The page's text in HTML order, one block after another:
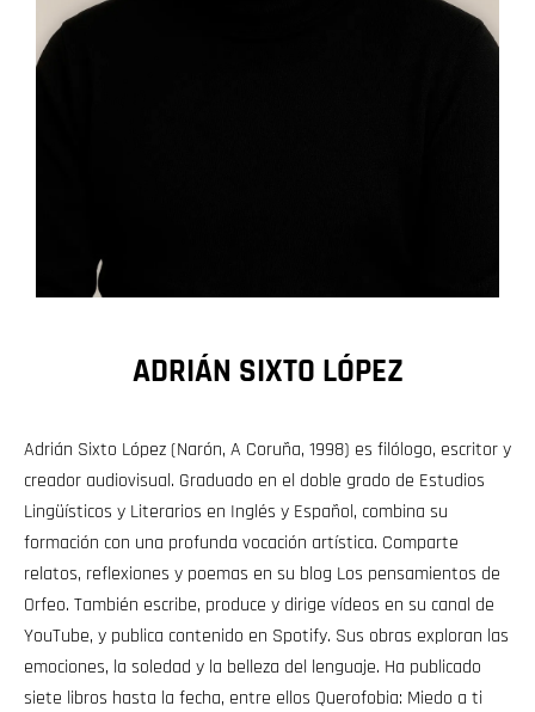
ADRIÁN SIXTO LÓPEZ
Adrián Sixto López (Narón, A Coruña, 1998) es filólogo, escritor y
creador audiovisual. Graduado en el doble grado de Estudios
Lingüísticos y Literarios en Inglés y Español, combina su
formación con una profunda vocación artística. Comparte
relatos, reflexiones y poemas en su blog Los pensamientos de
Orfeo. También escribe, produce y dirige vídeos en su canal de
YouTube, y publica contenido en Spotify. Sus obras exploran las
emociones, la soledad y la belleza del lenguaje. Ha publicado
siete libros hasta la fecha, entre ellos Querofobia: Miedo a ti